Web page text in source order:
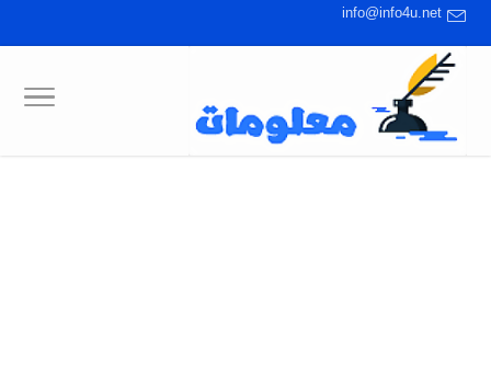
info@info4u.net